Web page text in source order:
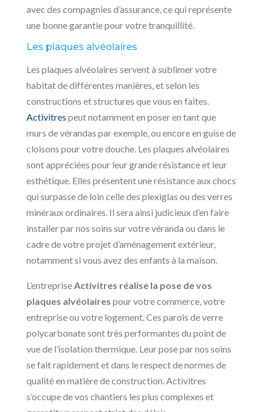
avec des compagnies d’assurance, ce qui représente
une bonne garantie pour votre tranquillité.
Les plaques alvéolaires
Les plaques alvéolaires servent à sublimer votre
habitat de différentes manières, et selon les
constructions et structures que vous en faites.
Activitres peut notamment en poser en tant que
murs de vérandas par exemple, ou encore en guise de
cloisons pour votre douche. Les plaques alvéolaires
sont appréciées pour leur grande résistance et leur
esthétique. Elles présentent une résistance aux chocs
qui surpasse de loin celle des plexiglas ou des verres
minéraux ordinaires. Il sera ainsi judicieux d’en faire
installer par nos soins sur votre véranda ou dans le
cadre de votre projet d’aménagement extérieur,
notamment si vous avez des enfants à la maison.
L’entrepriseActivitres réalise la pose de vos
plaques alvéolaires pour votre commerce, votre
entreprise ou votre logement. Ces parois de verre
polycarbonate sont très performantes du point de
vue de l’isolation thermique. Leur pose par nos soins
se fait rapidement et dans le respect de normes de
qualité en matière de construction. Activitres
s’occupe de vos chantiers les plus complexes et